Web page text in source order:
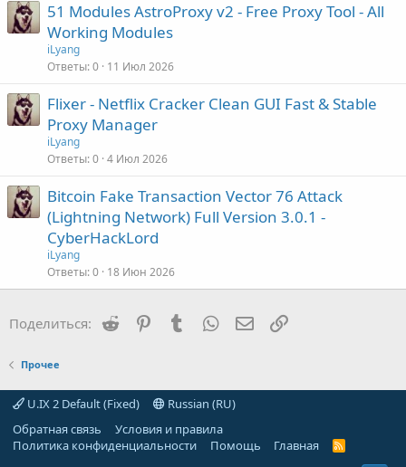
51 Modules AstroProxy v2 - Free Proxy Tool - All
Working Modules
iLyang
Ответы 0 11 Июл 2026
Flixer - Netflix Cracker Clean GUI Fast & Stable
Proxy Manager
iLyang
Ответы 0 4 Июл 2026
Bitcoin Fake Transaction Vector 76 Attack
(Lightning Network) Full Version 3.0.1 -
CyberHackLord
iLyang
Ответы 0 18 Июн 2026
Поделиться: Reddit PinterestTumblrWhatsAppЭлектронная почта
Ссылка
Прочее
U.IX 2 Default (Fixed)
Russian (RU)
Обратная связь
Условия и правила
Политика конфиденциальности
Помощь Главная
R